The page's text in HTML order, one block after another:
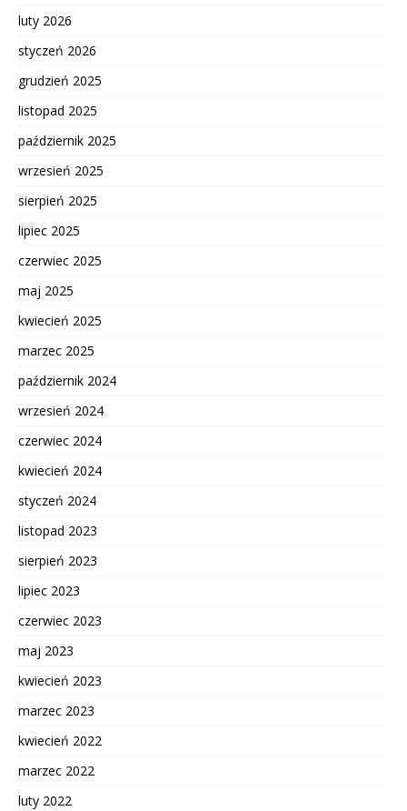
luty 2026
styczeń 2026
grudzień 2025
listopad 2025
październik 2025
wrzesień 2025
sierpień 2025
lipiec 2025
czerwiec 2025
maj 2025
kwiecień 2025
marzec 2025
październik 2024
wrzesień 2024
czerwiec 2024
kwiecień 2024
styczeń 2024
listopad 2023
sierpień 2023
lipiec 2023
czerwiec 2023
maj 2023
kwiecień 2023
marzec 2023
kwiecień 2022
marzec 2022
luty 2022